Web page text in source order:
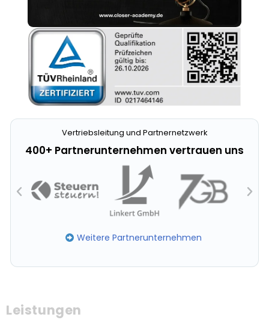
Vertriebsleitung und Partnernetzwerk
400+ Partnerunternehmen vertrauen uns
Weitere Partnerunternehmen
Leistungen